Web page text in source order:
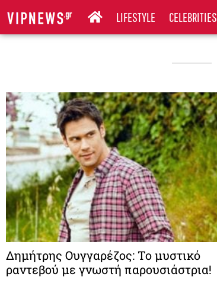
LIFESTYLE CELEBRITIES
Δημήτρης Ουγγαρέζος: Το μυστικό
ραντεβού με γνωστή παρουσιάστρια!